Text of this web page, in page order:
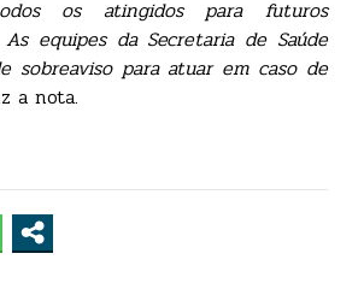
os atingidos para futuros
equipes da Secretaria de Saúde
sobreaviso para atuar em caso de
a nota.